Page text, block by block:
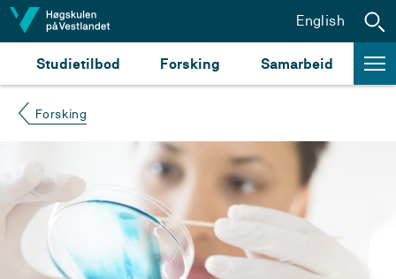
Hopp til innhald
Studietilbod Forsking Samarbeid
English
Forsking